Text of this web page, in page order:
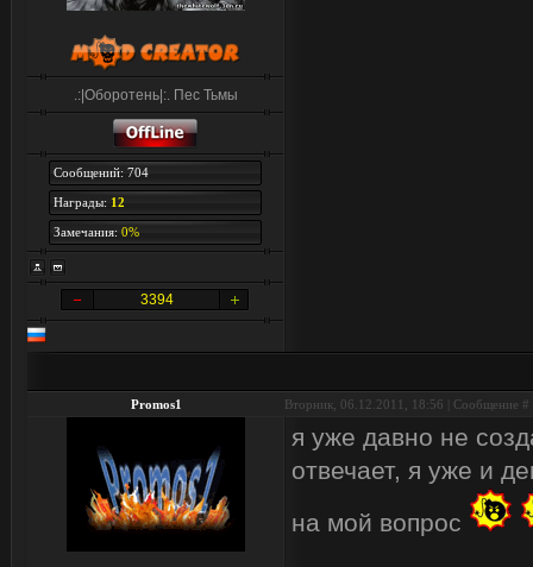
.:|Оборотень|:. Пес Тьмы
Сообщений: 704
Награды: 12
Замечания: 0%
3394
Promos1 Вторник, 06.12.2011, 18:56 | Сообщение #
я уже давно не
отвечает, я уже и
на мой вопрос